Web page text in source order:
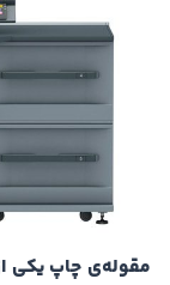
مقوله‌ی چاپ یکی